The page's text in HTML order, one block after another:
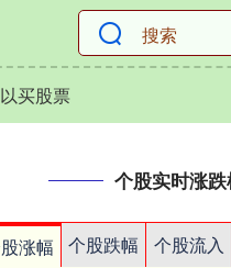
买股票
个股实时涨跌
涨幅 个股跌幅 个股流入